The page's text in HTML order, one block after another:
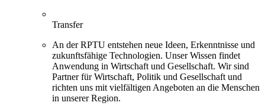
Transfer
An der RPTU entstehen neue Ideen, Erkenntnisse und
zukunftsfähige Technologien. Unser Wissen findet
Anwendung in Wirtschaft und Gesellschaft. Wir sind
Partner für Wirtschaft, Politik und Gesellschaft und
richten uns mit vielfältigen Angeboten an die Menschen
in unserer Region.